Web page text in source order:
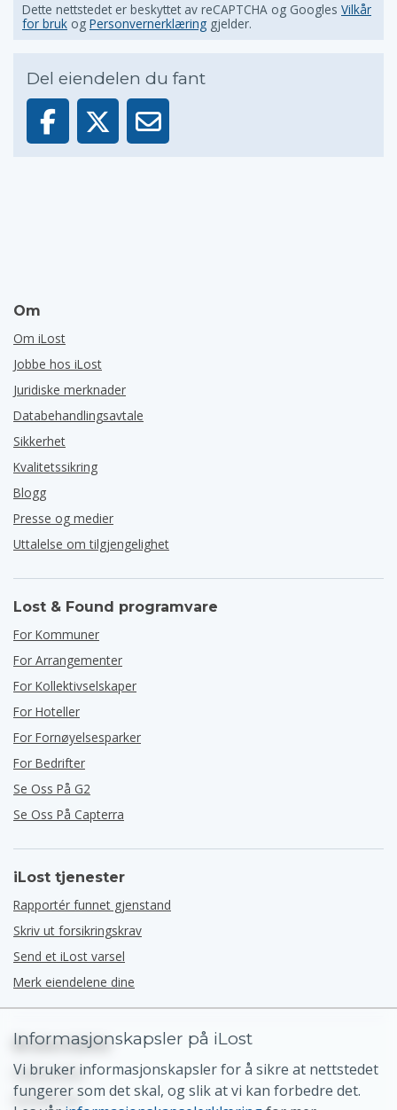
Dette nettstedet er beskyttet av reCAPTCHA og Googles Vilkår
for bruk og Personvernerklæring gjelder.
Del eiendelen du fant
Om
Om iLost
Jobbe hos iLost
Juridiske merknader
Databehandlingsavtale
Sikkerhet
Kvalitetssikring
Blogg
Presse og medier
Uttalelse om tilgjengelighet
Lost & Found programvare
For Kommuner
For Arrangementer
For Kollektivselskaper
For Hoteller
For Fornøyelsesparker
For Bedrifter
Se Oss På G2
Se Oss På Capterra
iLost tjenester
Rapportér funnet gjenstand
Skriv ut forsikringskrav
Send et iLost varsel
Merk eiendelene dine
Brukerstøtte
Hjelpesenter
Kontakt oss
Informasjonskapsler på iLost
Vi bruker informasjonskapsler for å sikre at nettstedet
fungerer som det skal, og slik at vi kan forbedre det.